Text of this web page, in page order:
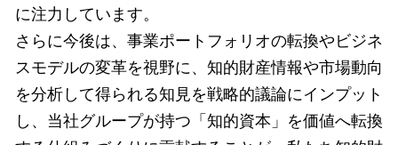
に注力しています。
さらに今後は、事業ポートフォリオの転換やビジネ
スモデルの変革を視野に、知的財産情報や市場動向
を分析して得られる知見を戦略的議論にインプット
し、当社グループが持つ「知的資本」を価値へ転換